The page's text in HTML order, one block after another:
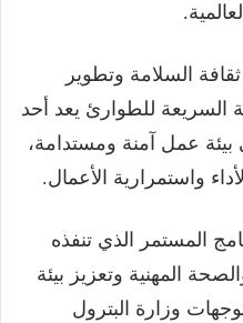
السلامة وتطوير
السريعة للطوارئ يعد أحد
بيئة عمل آمنة ومستدامة،
واستمرارية الأعمال.
المستمر الذي تنفذه
المهنية وتعزيز بيئة
وزارة البترول